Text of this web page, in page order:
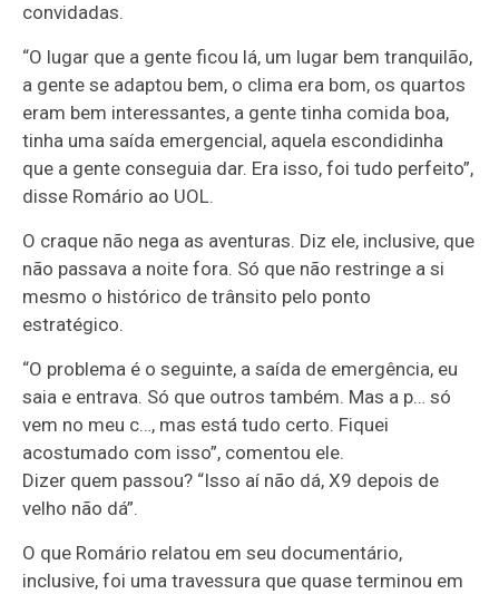
convidadas.
“O lugar que a gente ficou lá, um lugar bem tranquilão,
a gente se adaptou bem, o clima era bom, os quartos
eram bem interessantes, a gente tinha comida boa,
tinha uma saída emergencial, aquela escondidinha
que a gente conseguia dar. Era isso, foi tudo perfeito”,
disse Romário ao UOL.
O craque não nega as aventuras. Diz ele, inclusive, que
não passava a noite fora. Só que não restringe a si
mesmo o histórico de trânsito pelo ponto
estratégico.
“O problema é o seguinte, a saída de emergência, eu
saia e entrava. Só que outros também. Mas a p… só
vem no meu c…, mas está tudo certo. Fiquei
acostumado com isso”, comentou ele.
Dizer quem passou? “Isso aí não dá, X9 depois de
velho não dá”.
O que Romário relatou em seu documentário,
inclusive, foi uma travessura que quase terminou em